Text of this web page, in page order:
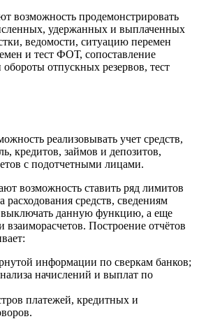
возможность продемонстрировать
удержанных и выплаченных
ведомости, ситуацию перемен
и тест ФОТ, сопоставление
отпускных резервов, тест
реализовывать учет средств,
кредитов, займов и депозитов,
с подотчетными лицами.
возможность ставить ряд лимитов
средств, сведениям
данную функцию, а еще
взаиморасчетов. Построение отчётов
информации по сверкам банков;
начислений и выплат по
платежей, кредитных и